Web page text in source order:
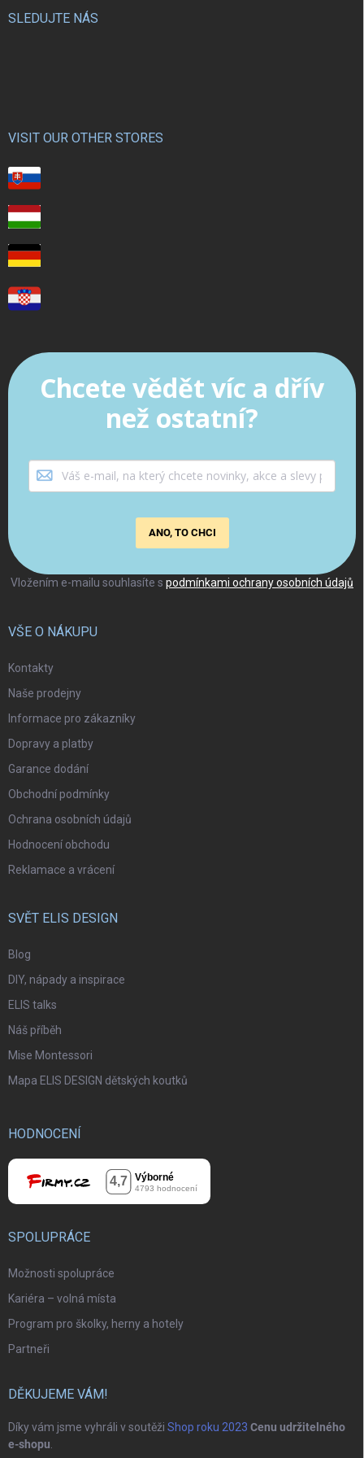
Vložením e-mailu souhlasíte s podmínkami ochrany osobních údajů
Chcete vědět víc a dřív
než ostatní?
ANO, TO CHCI
SLEDUJTE NÁS
VISIT OUR OTHER STORES
VŠE O NÁKUPU
Kontakty
Naše prodejny
Informace pro zákazníky
Dopravy a platby
Garance dodání
Obchodní podmínky
Ochrana osobních údajů
Hodnocení obchodu
Reklamace a vrácení
SVĚT ELIS DESIGN
Blog
DIY, nápady a inspirace
ELIS talks
Náš příběh
Mise Montessori
Mapa ELIS DESIGN dětských koutků
HODNOCENÍ
SPOLUPRÁCE
Možnosti spolupráce
Kariéra – volná místa
Program pro školky, herny a hotely
Partneři
DĚKUJEME VÁM!
Díky vám jsme vyhráli v soutěži Shop roku 2023 Cenu udržitelného
e-shopu